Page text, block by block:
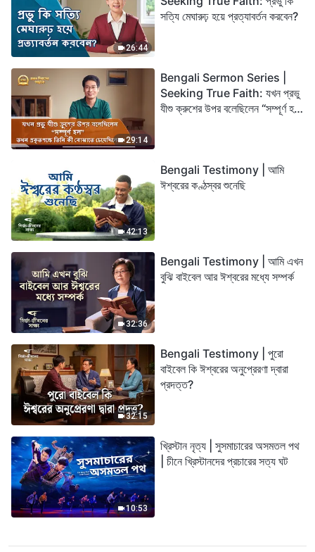
26:44
সত্যি মেঘারুঢ় হয়ে প্রত্যাবর্তন করবেন?
29:14
Bengali Sermon Series |
Seeking True Faith: যখন প্রভু
যীশু ক্রুশের উপর বলেছিলেন “সম্পূর্ণ হল”
42:13
Bengali Testimony | আমি
ঈশ্বরের কণ্ঠস্বর শুনেছি
32:36
Bengali Testimony | আমি এখন
বুঝি বাইবেল আর ঈশ্বরের মধ্যে সম্পর্ক
32:15
Bengali Testimony | পুরো
বাইবেল কি ঈশ্বরের অনুপ্রেরণা দ্বারা
প্রদত্ত?
10:53
খ্রিস্টান নৃত্য | সুসমাচারের অসমতল পথ
| চীনে খ্রিস্টানদের প্রচারের সত্য ঘট